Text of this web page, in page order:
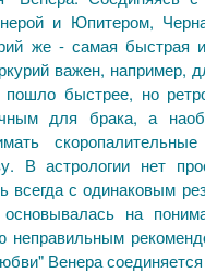
и Юпитером,
же - самая быстрая
важен, например,
пошло быстрее, но
для брака, а
В астрологии нет
всегда с одинаковым
на
Венера